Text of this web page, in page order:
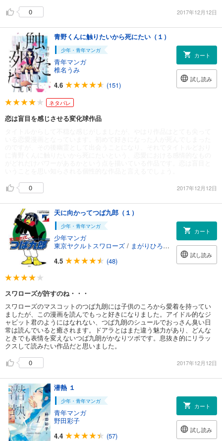
0
2017年12月12日
青野くんに触りたいから死にたい（１）
少年・青年マンガ
青年マンガ
椎名うみ
4.6
(151)
カート
試し読み
ネタバレ
恋は盲目を感じさせる変化球作品
0
2017年12月12日
天に向かってつば九郎（１）
少年・青年マンガ
少年マンガ
東京ヤクルトスワローズ / まがりひろあき
4.5
(48)
カート
試し読み
スワローズが許すのね・・・
スワローズのマスコットのつば九朗には子供のころから愛着を持ってい
ましたが、この漫画を読んでもっと好きになりました。アイドル的なジ
ャビット君のようにはなれない、つば九朗のシュールでおっさん臭い日
常は読んでいると癒されます。ドアラとはまた違う魅力があり、どんな
ときでも表情を変えないつば九朗がかなりツボです。息抜き的にリラッ
クスして読みたい作品だと思いました。
0
2017年12月12日
潜熱 １
少年・青年マンガ
青年マンガ
野田彩子
4.4
(57)
カート
試し読み